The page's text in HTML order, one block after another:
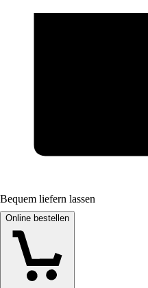
Bequem liefern lassen
Online bestellen